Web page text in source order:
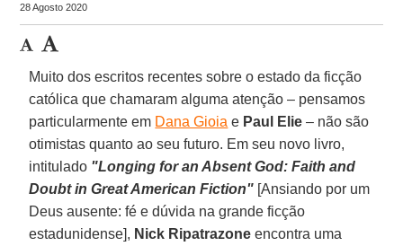
28 Agosto 2020
Muito dos escritos recentes sobre o estado da ficção
católica que chamaram alguma atenção – pensamos
particularmente em Dana Gioia e Paul Elie – não são
otimistas quanto ao seu futuro. Em seu novo livro,
intitulado "Longing for an Absent God: Faith and
Doubt in Great American Fiction" [Ansiando por um
Deus ausente: fé e dúvida na grande ficção
estadunidense], Nick Ripatrazone encontra uma